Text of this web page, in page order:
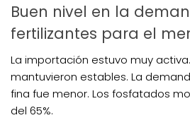
Buen nivel en la
fertilizantes para el
La importación estuvo muy
mantuvieron estables. La
fina fue menor. Los fosfatados
del 65%.